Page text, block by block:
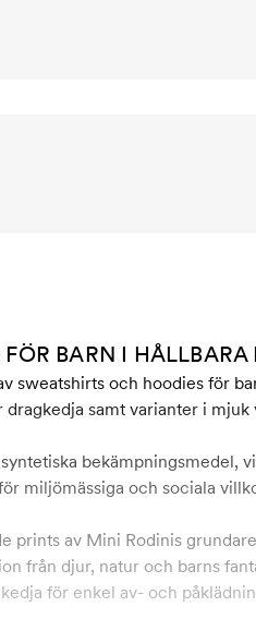
BARN I
sweatshirts och hoodies för
samt varianter i
miljömässiga och sociala
prints av Mini Rodinis
från djur, natur och barns
för enkel av- och